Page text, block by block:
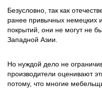
Безусловно, так как
ранее привычных немецких
покрытий, они не могут не
Западной Азии.
Но нуждой дело не
производители оценивают
потому, что многие